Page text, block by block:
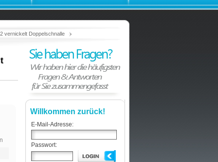
vernickelt Doppelschnalle
Willkommen zurück!
E-Mail-Adresse:
Passwort: